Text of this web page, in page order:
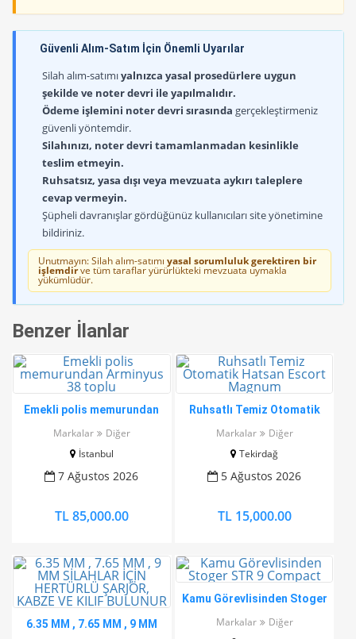
Güvenli Alım-Satım İçin Önemli Uyarılar
Silah alım-satımıyalnızca yasal prosedürlere uygun
şekilde ve noter devri ile yapılmalıdır.
Ödeme işlemini noter devri sırasında gerçekleştirmeniz
güvenli yöntemdir.
Silahınızı, noter devri tamamlanmadan kesinlikle
teslim etmeyin.
Ruhsatsız, yasa dışı veya mevzuata aykırı taleplere
cevap vermeyin.
Şüpheli davranışlar gördüğünüz kullanıcıları site yönetimine
bildiriniz.
Unutmayın: Silah alım-satımı yasal sorumluluk gerektiren bir
işlemdirve tüm taraflar yürürlükteki mevzuata uymakla
yükümlüdür.
Benzer İlanlar
Emekli polis memurundan
Markalar
Diğer
İstanbul
7 Ağustos 2026
TL 85,000.00
Ruhsatlı Temiz Otomatik
Markalar
Diğer
Tekirdağ
5 Ağustos 2026
TL 15,000.00
6.35 MM , 7.65 MM , 9 MM
Kamu Görevlisinden Stoger
Markalar
Diğer